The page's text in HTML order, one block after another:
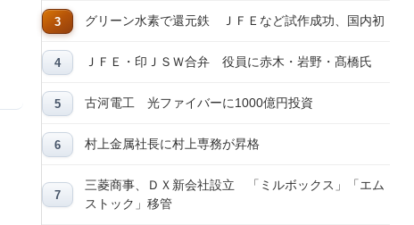
グリーン水素で還元鉄 ＪＦＥなど試作成功、国内初
ＪＦＥ・印ＪＳＷ合弁 役員に赤木・岩野・髙橋氏
古河電工 光ファイバーに1000億円投資
村上金属社長に村上専務が昇格
三菱商事、ＤＸ新会社設立 「ミルボックス」「エム
ストック」移管